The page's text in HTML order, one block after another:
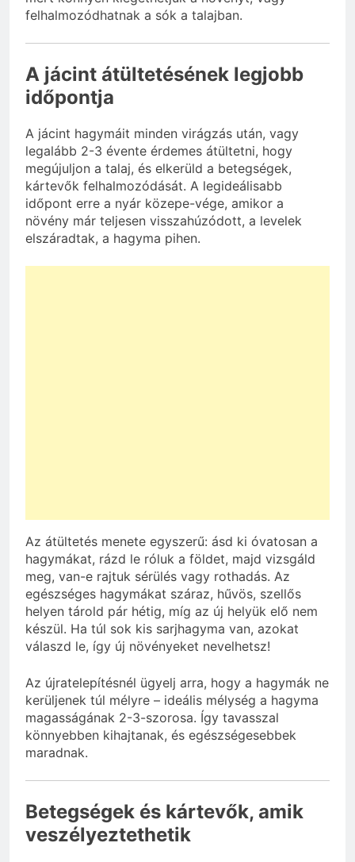
felhalmozódhatnak a sók a talajban.
A jácint átültetésének legjobb
időpontja
A jácint hagymáit minden virágzás után, vagy
legalább 2-3 évente érdemes átültetni, hogy
megújuljon a talaj, és elkerüld a betegségek,
kártevők felhalmozódását. A legideálisabb
időpont erre a nyár közepe-vége, amikor a
növény már teljesen visszahúzódott, a levelek
elszáradtak, a hagyma pihen.
Az átültetés menete egyszerű: ásd ki óvatosan a
hagymákat, rázd le róluk a földet, majd vizsgáld
meg, van-e rajtuk sérülés vagy rothadás. Az
egészséges hagymákat száraz, hűvös, szellős
helyen tárold pár hétig, míg az új helyük elő nem
készül. Ha túl sok kis sarjhagyma van, azokat
válaszd le, így új növényeket nevelhetsz!
Az újratelepítésnél ügyelj arra, hogy a hagymák ne
kerüljenek túl mélyre – ideális mélység a hagyma
magasságának 2-3-szorosa. Így tavasszal
könnyebben kihajtanak, és egészségesebbek
maradnak.
Betegségek és kártevők, amik
veszélyeztethetik